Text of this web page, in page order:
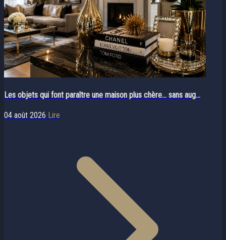
Les objets qui font paraître une maison plus chère… sans aug...
04 août 2026 Lire